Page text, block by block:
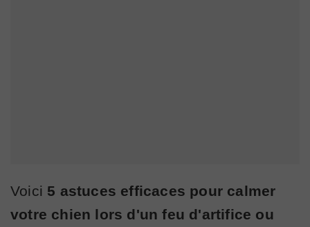
Voici 5 astuces efficaces pour calmer
votre chien lors d'un feu d'artifice ou